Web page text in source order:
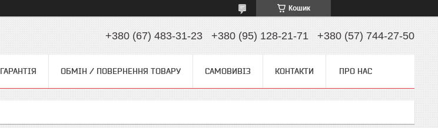
Кошик
+380 (67) 483-31-23 +380 (95) 128-21-71 +380 (57) 744-27-50
ГАРАНТІЯ ОБМІН / ПОВЕРНЕННЯ ТОВАРУ САМОВИВІЗ КОНТАКТИ ПРО НАС